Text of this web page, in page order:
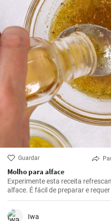
Guardar
Molho para alface
Experimente esta receita
alface. É fácil de preparar e
básicos. É ideal para saladas de
carne grelhada.
Iwa